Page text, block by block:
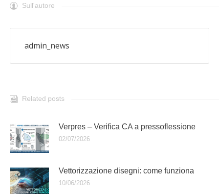
Sull'autore
admin_news
Related posts
Verpres – Verifica CA a pressoflessione
02/07/2026
Vettorizzazione disegni: come funziona
10/06/2026